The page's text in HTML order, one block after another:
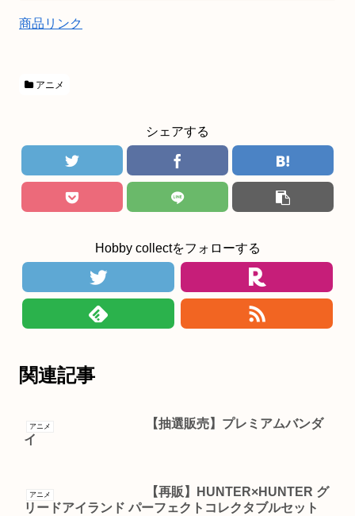
商品リンク
アニメ
シェアする
Hobby collectをフォローする
関連記事
アニメ
【抽選販売】プレミアムバンダ
イ
アニメ
【再販】HUNTER×HUNTER グ
リードアイランド パーフェクトコレクタブルセット